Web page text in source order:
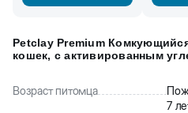
Petclay Premium
кошек, с активированным
Возраст питомца
7